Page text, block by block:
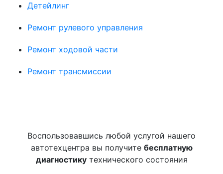
Детейлинг
Ремонт рулевого управления
Ремонт ходовой части
Ремонт трансмиссии
Воспользовавшись любой услугой нашего
автотехцентра вы получите бесплатную
диагностикутехнического состояния